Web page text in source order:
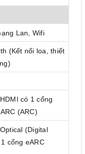
Lan, Wifi
(Kết nối loa, thiết
có 1 cổng
(ARC)
(Digital
cổng eARC